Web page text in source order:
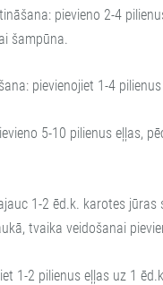
pievieno 2-4
šampūna.
pievienojiet 1-4
5-10 pilienus eļļas,
1-2 ēd.k. karotes
tvaika veidošanai
1-2 pilienus eļļas uz 1